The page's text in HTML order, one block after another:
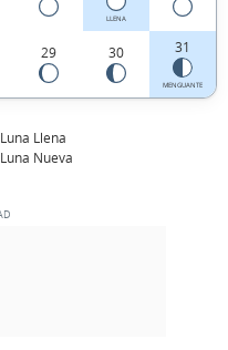
LLENA
29 30 31
MENGUANTE
Luna Llena
Luna Nueva